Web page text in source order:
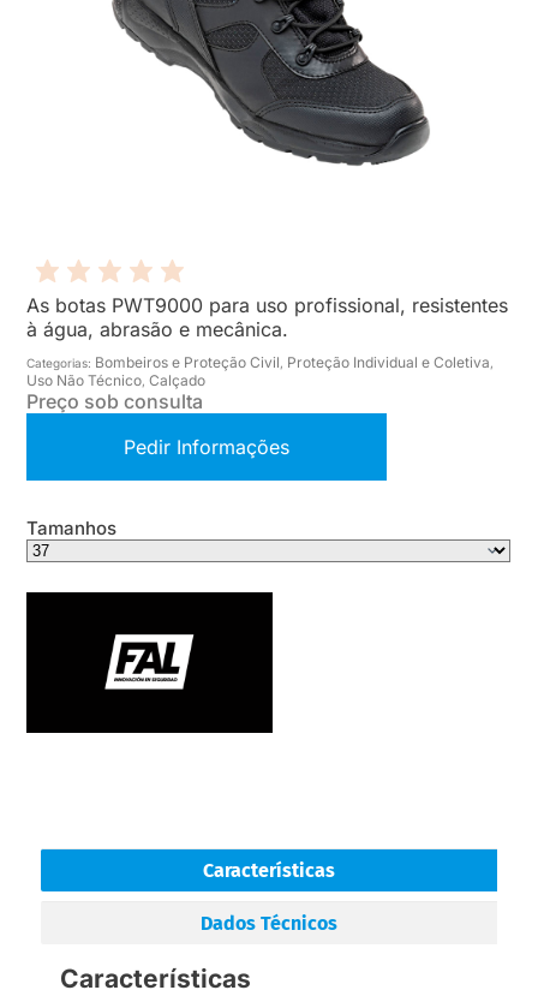
As botas PWT9000 para uso profissional, resistentes
à água, abrasão e mecânica.
Categorias: Bombeiros e Proteção Civil, Proteção Individual e Coletiva,
Uso Não Técnico,Calçado
Preço sob consulta
Pedir Informações
Tamanhos
Características
Dados Técnicos
Características